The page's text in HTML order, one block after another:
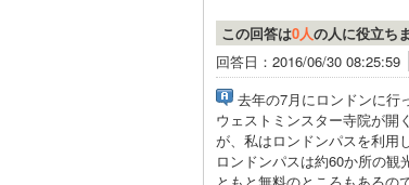
この回答は0人の人に役立ち
回答日：2016/06/30 08:25:59
去年の7月にロンドンに行
ウェストミンスター寺院が開
が、私はロンドンパスを利用
ロンドンパスは約60か所の